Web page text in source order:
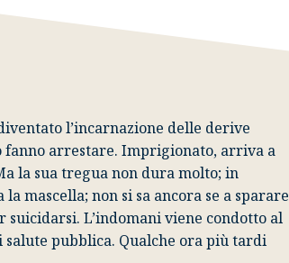
l’incarnazione delle derive
arrestare. Imprigionato, arriva a
la sua tregua non dura molto; in
mascella; non si sa ancora se a sparare
suicidarsi. L’indomani viene condotto al
pubblica. Qualche ora più tardi